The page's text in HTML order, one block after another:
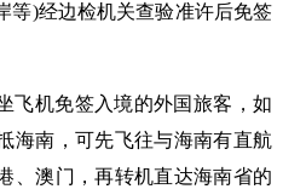
等)经边检机关查验准许后免签
飞机免签入境的外国旅客，如
海南，可先飞往与海南有直航
、澳门，再转机直达海南省的